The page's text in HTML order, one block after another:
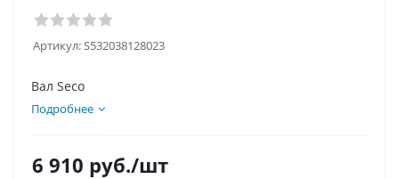
Артикул:S532038128023
Вал Seco
Подробнее
6 910 руб./шт